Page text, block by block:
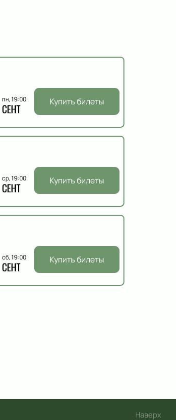
пн, 19:00
СЕНТ Купить билеты
ср, 19:00
СЕНТ Купить билеты
сб, 19:00
СЕНТ Купить билеты
Наверх